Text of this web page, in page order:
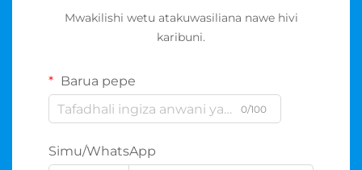
Mwakilishi wetu atakuwasiliana nawe hivi
karibuni.
Barua pepe
0/100
Simu/WhatsApp